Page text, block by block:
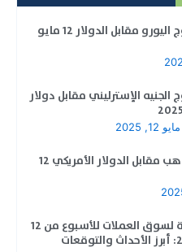
التحليل الفني لزوج اليورو مقابل الدولار 12 مايو
الجنيه الإسترليني مقابل دولار
مايو 12, 2025
التحليل الفني للذهب مقابل الدولار الأمريكي 12
الأخبار الاقتصادية لسوق العملات للأسبوع من 12